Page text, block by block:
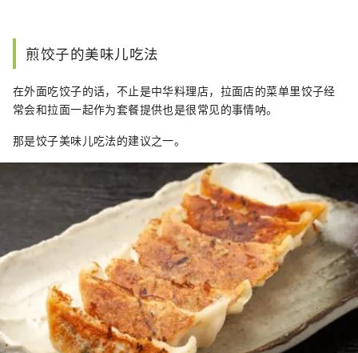
煎饺子的美味儿吃法
在外面吃饺子的话，不止是中华料理店，拉面店的菜单里饺子经
常会和拉面一起作为套餐提供也是很常见的事情呐。
那是饺子美味儿吃法的建议之一。